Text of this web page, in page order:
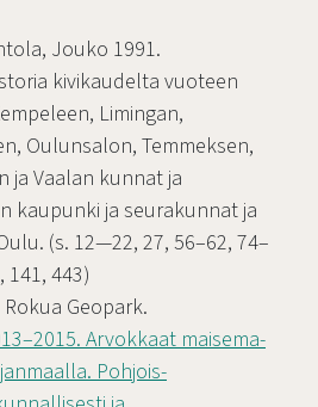
Jouko 1991.
kivikaudelta vuoteen
Limingan,
Oulunsalon, Temmeksen,
ja Vaalan kunnat ja
kaupunki ja seurakunnat ja
(s. 12—22, 27, 56–62, 74–
141, 443)
Geopark.
Arvokkaat maisema-
Pohjois-